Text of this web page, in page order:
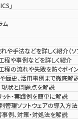
」
ム
や手法などを詳しく紹介（ソ
程や事例などを詳しく紹介
程の流れや失敗を防ぐポイン
歴史、活用事例まで徹底解
現状と問題点を解説
ト・実践例を簡単に解説
理ソフトウェアの導入方法
例、対策・対処法を解説